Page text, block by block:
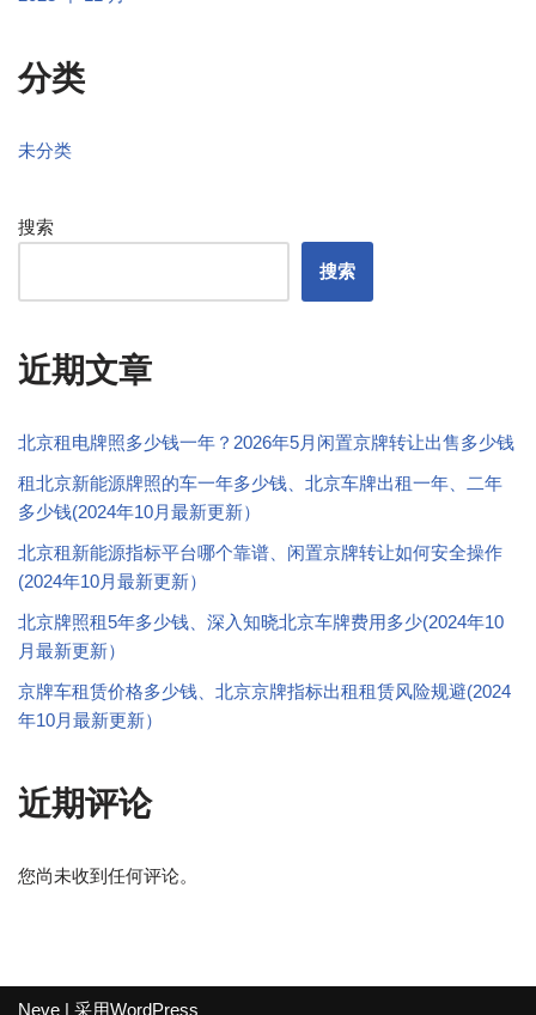
分类
未分类
搜索
搜索
近期文章
北京租电牌照多少钱一年？2026年5月闲置京牌转让出售多少钱
租北京新能源牌照的车一年多少钱、北京车牌出租一年、二年
多少钱(2024年10月最新更新）
北京租新能源指标平台哪个靠谱、闲置京牌转让如何安全操作
(2024年10月最新更新）
北京牌照租5年多少钱、深入知晓北京车牌费用多少(2024年10
月最新更新）
京牌车租赁价格多少钱、北京京牌指标出租租赁风险规避(2024
年10月最新更新）
近期评论
您尚未收到任何评论。
Neve | 采用WordPress